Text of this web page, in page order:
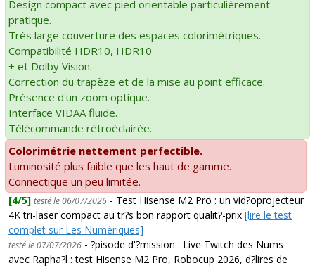
Design compact avec pied orientable particulièrement
pratique.
Très large couverture des espaces colorimétriques.
Compatibilité HDR10, HDR10
+ et Dolby Vision.
Correction du trapèze et de la mise au point efficace.
Présence d'un zoom optique.
Interface VIDAA fluide.
Télécommande rétroéclairée.
Colorimétrie nettement perfectible.
Luminosité plus faible que les haut de gamme.
Connectique un peu limitée.
[4/5] testé le 06/07/2026 - Test Hisense M2 Pro : un vid?oprojecteur
4K tri-laser compact au tr?s bon rapport qualit?-prix [lire le test
complet sur Les Numériques]
testé le 07/07/2026 - ?pisode d'?mission : Live Twitch des Nums
avec Rapha?l : test Hisense M2 Pro, Robocup 2026, d?lires de